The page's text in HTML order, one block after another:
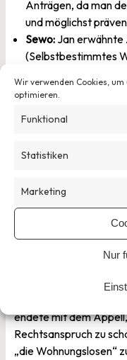
Wir verwenden Cookies,
optimieren.
Funktional
Statistiken
Marketing
Nur
Anträgen, da man
und möglichst
Sewo: Jan
(Selbstbestimmtes
beantragen und so
Tagesaufenthalte
finanziert werden.
Fazit
Die §§ 67 ff. SGB XII
nicht nur akute
idealerweise ganz
Fachkräften) nicht
endete mit dem
Rechtsanspruch zu
„die Wohnungslosen“